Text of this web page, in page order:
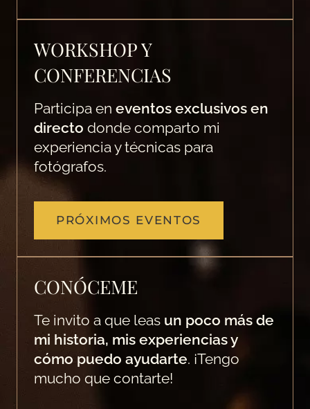
WORKSHOP Y
CONFERENCIAS
Participa en eventos exclusivos en
directo donde comparto mi
experiencia y técnicas para
fotógrafos.
PRÓXIMOS EVENTOS
CONÓCEME
Te invito a que leas un poco más de
mi historia, mis experiencias y
cómo puedo ayudarte. ¡Tengo
mucho que contarte!